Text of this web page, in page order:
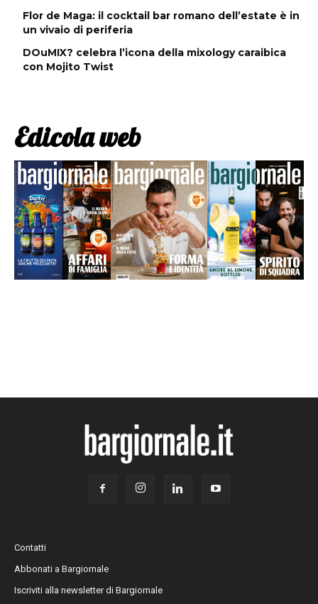
Flor de Maga: il cocktail bar romano dell’estate è in
un vivaio di periferia
DOuMIX? celebra l’icona della mixology caraibica
con Mojito Twist
Edicola web
Contatti
Abbonati a Bargiornale
Iscriviti alla newsletter di Bargiornale